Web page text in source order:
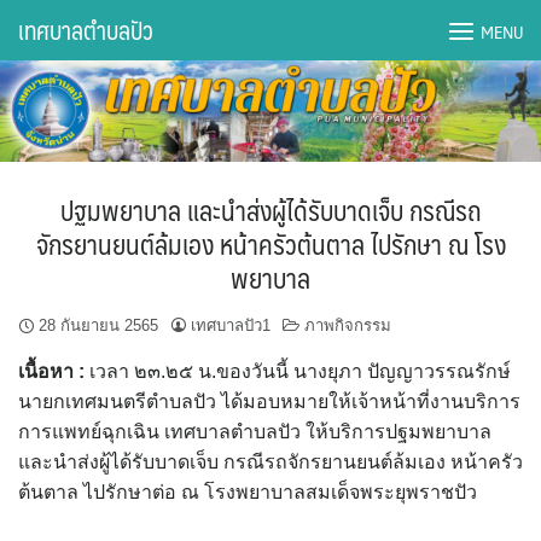
content
DWQA Ask Question
DWQA Questions
กองการศึกษา
กองช่าง
กองยุทธศาสตร์และงบประมาณ
กองสาธารณสุขฯ
เทศบาลตำบลปัว MENU
ปฐมพยาบาล และนำส่งผู้ได้รับบาดเจ็บ กรณีรถ
จักรยานยนต์ล้มเอง หน้าครัวต้นตาล ไปรักษา ณ โรง
พยาบาล
28 กันยายน 2565 เทศบาลปัว1 ภาพกิจกรรม
เนื้อหา : เวลา ๒๓.๒๕ น.ของวันนี้ นางยุภา ปัญญาวรรณรักษ์
นายกเทศมนตรีตำบลปัว ได้มอบหมายให้เจ้าหน้าที่งานบริการ
การแพทย์ฉุกเฉิน เทศบาลตำบลปัว ให้บริการปฐมพยาบาล
และนำส่งผู้ได้รับบาดเจ็บ กรณีรถจักรยานยนต์ล้มเอง หน้าครัว
ต้นตาล ไปรักษาต่อ ณ โรงพยาบาลสมเด็จพระยุพราชปัว